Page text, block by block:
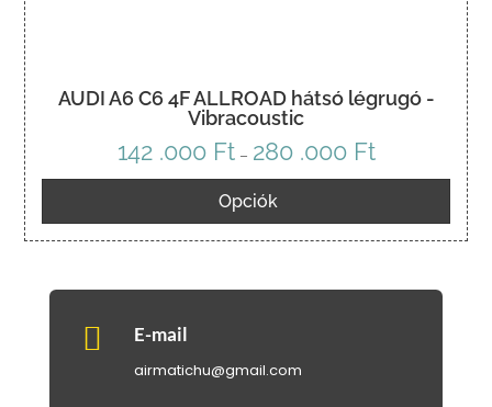
AUDI A6 C6 4F ALLROAD hátsó légrugó -
Vibracoustic
142 .000 Ft – 280 .000 FtÁrtartomány:
142
-
Opciók
 E-mail
airmatichu@gmail.com